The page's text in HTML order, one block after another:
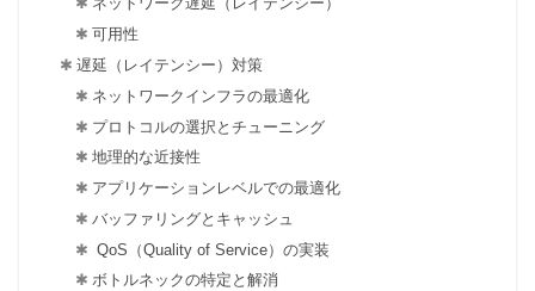
可用性
遅延（レイテンシー）対策
ネットワークインフラの最適化
プロトコルの選択とチューニング
地理的な近接性
アプリケーションレベルでの最適化
バッファリングとキャッシュ
QoS（Quality of Service）の実装
ボトルネックの特定と解消